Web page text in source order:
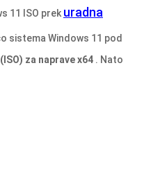
11 ISO prek uradna
sistema Windows 11 pod
za naprave x64 . Nato